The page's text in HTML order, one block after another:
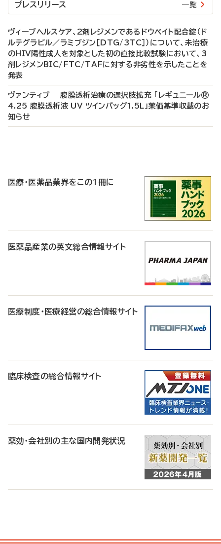
プレスリリース 一覧
ヴィーブヘルスケア、2剤レジメンであるドウベイト配合錠（ド
ルテグラビル／ラミブジン［DTG/3TC］）について、未治療
のHIV陽性成人を対象とした初の直接比較試験において、3
剤レジメンBIC/FTC/TAFに対する非劣性を示したことを
発表
ヴァンティブ 腹膜透析治療の選択肢拡充 「レギュニール®
4.25 腹膜透析液 UV ツインバッグ1.5L」薬価基準収載のお
知らせ
医療・医薬品業界をこの1冊に
医薬品産業の英文総合情報サイト
医療制度・医療経営の総合情報サイト
臨床検査の総合情報サイト
薬効・会社別の主な国内開発状況